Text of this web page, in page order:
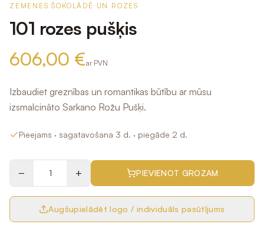
ZEMENES ŠOKOLĀDĒ UN ROZES
101 rozes pušķis
606,00 €ar PVN
Izbaudiet greznības un romantikas būtību ar mūsu
izsmalcināto Sarkano Rožu Pušķi.
Pieejams · sagatavošana 3 d. · piegāde 2 d.
− + PIEVIENOT GROZAM
Augšupielādēt logo / individuāls pasūtījums